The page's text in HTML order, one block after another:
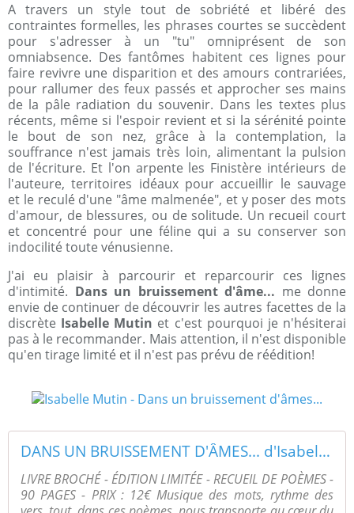
A travers un style tout de sobriété et libéré des
contraintes formelles, les phrases courtes se succèdent
pour s'adresser à un "tu" omniprésent de son
omniabsence. Des fantômes habitent ces lignes pour
faire revivre une disparition et des amours contrariées,
pour rallumer des feux passés et approcher ses mains
de la pâle radiation du souvenir. Dans les textes plus
récents, même si l'espoir revient et si la sérénité pointe
le bout de son nez, grâce à la contemplation, la
souffrance n'est jamais très loin, alimentant la pulsion
de l'écriture. Et l'on arpente les Finistère intérieurs de
l'auteure, territoires idéaux pour accueillir le sauvage
et le reculé d'une "âme malmenée", et y poser des mots
d'amour, de blessures, ou de solitude. Un recueil court
et concentré pour une féline qui a su conserver son
indocilité toute vénusienne.
J'ai eu plaisir à parcourir et reparcourir ces lignes
d'intimité. Dans un bruissement d'âme... me donne
envie de continuer de découvrir les autres facettes de la
discrète Isabelle Mutin et c'est pourquoi je n'hésiterai
pas à le recommander. Mais attention, il n'est disponible
qu'en tirage limité et il n'est pas prévu de réédition!
DANS UN BRUISSEMENT D'ÂMES... d'Isabelle Mutin - Les Editions Mutine
LIVRE BROCHÉ - ÉDITION LIMITÉE - RECUEIL DE POÈMES -
90 PAGES - PRIX : 12€ Musique des mots, rythme des